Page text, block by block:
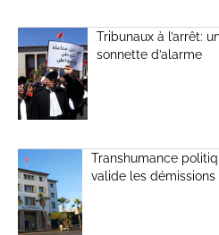
Tribunaux à l’arrêt:
sonnette d’alarme
Transhumance
valide les